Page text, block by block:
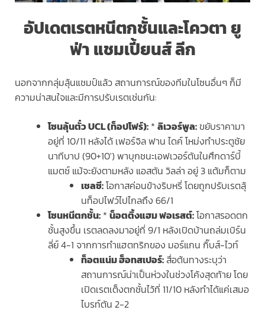
อัปเดตเรตหนีตกชั้นและโควตา ยู
ฟ่า แชมเปี้ยนส์ ลีก
นอกจากกลุ่มลุ้นแชมป์แล้ว สถานการณ์ของทีมในโซนอื่นๆ ก็มี
ความน่าสนใจและมีการปรับเรตเช่นกัน:
โซนลุ้นตั๋ว UCL (ท็อปโฟร์): * ลิเวอร์พูล:ขยับราคามา
อยู่ที่ 10/11 หลังได้ เฟอร์จิล ฟาน ไดค์ โหม่งทำประตูชัย
นาทีบาป (90+10′) พาบุกชนะเอฟเวอร์ตันในศึกดาร์บี้
แมตช์ แม้จะยังตามหลัง แอสตัน วิลล่า อยู่ 3 แต้มก็ตาม
เชลซี:โอกาสค่อนข้างริบหรี่ โดยถูกปรับเรตลุ้
นท็อปไฟว์ไปไกลถึง 66/1
โซนหนีตกชั้น: * น็อตติ้งแฮม ฟอเรสต์:โอกาสรอดตก
ชั้นสูงขึ้น เรตลดลงมาอยู่ที่ 9/1 หลังเปิดบ้านถล่มเบิร์น
ลี่ย์ 4-1 จากการทำแฮตทริกของ มอร์แกน กิ๊บส์-ไวท์
ท็อตแน่ม ฮ็อทสเปอร์:สื่อต้นทางระบุว่า
สถานการณ์น่าเป็นห่วงในช่วงโค้งสุดท้าย โดย
เปิดเรตเต็งตกชั้นไว้ที่ 11/10 หลังทำได้แค่เสมอ
ไบรท์ตัน 2-2